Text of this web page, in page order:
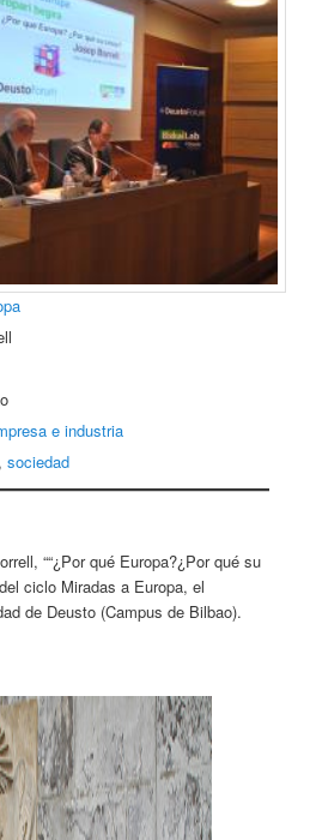
e industria
,sociedad
““¿Por qué Europa?¿Por qué su
ciclo Miradas a Europa, el
de Deusto (Campus de Bilbao).